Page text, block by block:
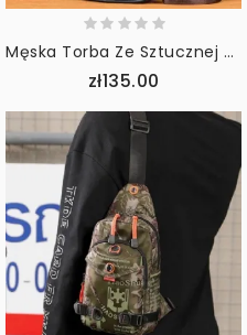
Męska Torba Ze Sztucznej Skóry W Stylu Retro Business Travel Chest Bag Torba Przez Ramię
zł135.00